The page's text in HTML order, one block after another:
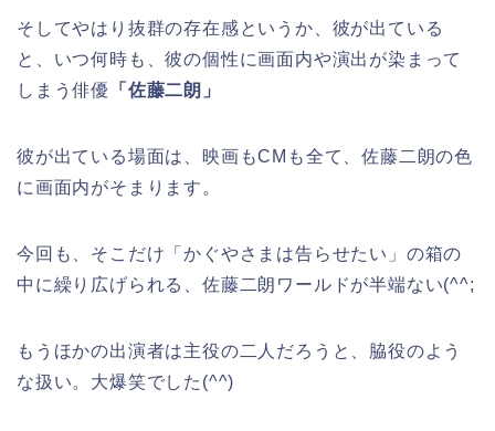
そしてやはり抜群の存在感というか、彼が出ている
と、いつ何時も、彼の個性に画面内や演出が染まって
しまう俳優 「佐藤二朗」
彼が出ている場面は、映画もCMも全て、佐藤二朗の色
に画面内がそまります。
今回も、そこだけ「かぐやさまは告らせたい」の箱の
中に繰り広げられる、佐藤二朗ワールドが半端ない(^^;
もうほかの出演者は主役の二人だろうと、脇役のよう
な扱い。大爆笑でした(^^)